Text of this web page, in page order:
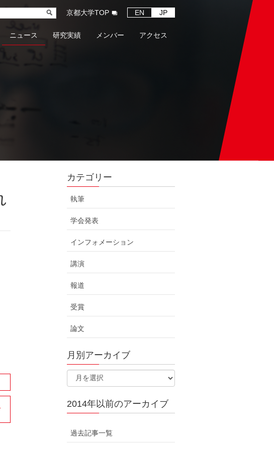
京都大学TOP EN JP
ニュース 研究実績 メンバー アクセス
カテゴリー
執筆
学会発表
インフォメーション
講演
報道
受賞
論文
月別アーカイブ
2014年以前のアーカイブ
過去記事一覧